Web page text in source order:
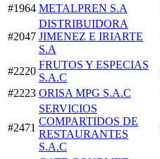
#1964 METALPREN S.A
#2047
DISTRIBUIDORA
JIMENEZ E IRIARTE
S.A
#2220
FRUTOS Y ESPECIAS
S.A.C
#2223 ORISA MPG S.A.C
#2471
SERVICIOS
COMPARTIDOS DE
RESTAURANTES
S.A.C